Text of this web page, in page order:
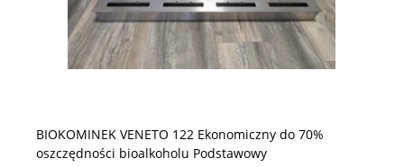
BIOKOMINEK VENETO 122 Ekonomiczny do 70%
oszczędności bioalkoholu Podstawowy